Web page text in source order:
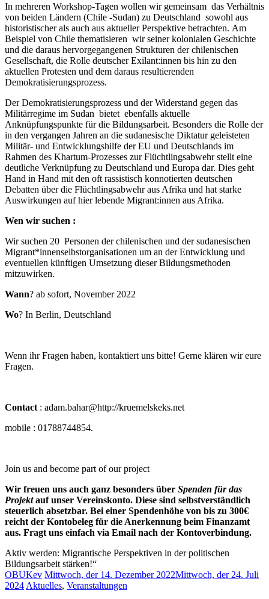
In mehreren Workshop-Tagen wollen wir gemeinsam das Verhältnis
von beiden Ländern (Chile -Sudan) zu Deutschland sowohl aus
historistischer als auch aus aktueller Perspektive betrachten. Am
Beispiel von Chile thematisieren wir seiner kolonialen Geschichte
und die daraus hervorgegangenen Strukturen der chilenischen
Gesellschaft, die Rolle deutscher Exilant:innen bis hin zu den
aktuellen Protesten und dem daraus resultierenden
Demokratisierungsprozess.
Der Demokratisierungsprozess und der Widerstand gegen das
Militärregime im Sudan bietet ebenfalls aktuelle
Anknüpfungspunkte für die Bildungsarbeit. Besonders die Rolle der
in den vergangen Jahren an die sudanesische Diktatur geleisteten
Militär- und Entwicklungshilfe der EU und Deutschlands im
Rahmen des Khartum-Prozesses zur Flüchtlingsabwehr stellt eine
deutliche Verknüpfung zu Deutschland und Europa dar. Dies geht
Hand in Hand mit den oft rassistisch konnotierten deutschen
Debatten über die Flüchtlingsabwehr aus Afrika und hat starke
Auswirkungen auf hier lebende Migrant:innen aus Afrika.
Wen wir suchen :
Wir suchen 20 Personen der chilenischen und der sudanesischen
Migrant*innenselbstorganisationen um an der Entwicklung und
eventuellen künftigen Umsetzung dieser Bildungsmethoden
mitzuwirken.
Wann? ab sofort, November 2022
Wo? In Berlin, Deutschland
Wenn ihr Fragen haben, kontaktiert uns bitte! Gerne klären wir eure
Fragen.
Contact : adam.bahar@http://kruemelskeks.net
mobile : 01788744854.
Join us and become part of our project
Wir freuen uns auch ganz besonders über Spenden für das
Projektauf unser Vereinskonto. Diese sind selbstverständlich
steuerlich absetzbar. Bei einer Spendenhöhe von bis zu 300€
reicht der Kontobeleg für die Anerkennung beim Finanzamt
aus. Fragt uns einfach via Email nach der Kontoverbindung.
Aktiv werden: Migrantische Perspektiven in der politischen
Bildungsarbeit stärken!“
OBUKev Mittwoch, der 14. Dezember 2022Mittwoch, der 24. Juli
2024 Aktuelles, Veranstaltungen